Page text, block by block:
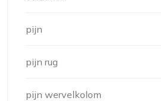
pijn
pijn rug
pijn wervelkolom